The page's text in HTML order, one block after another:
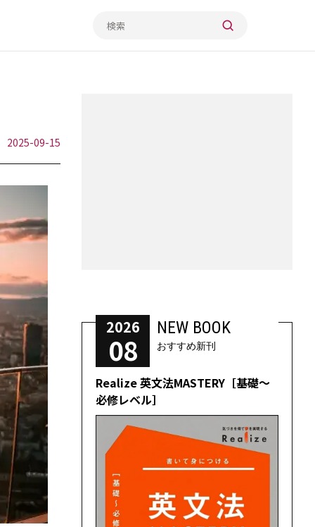
2025-09-15
2026
08
NEW BOOK
おすすめ新刊
Realize 英文法MASTERY［基礎～
必修レベル］